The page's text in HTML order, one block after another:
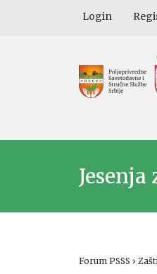
Login
Forum PSSS ›